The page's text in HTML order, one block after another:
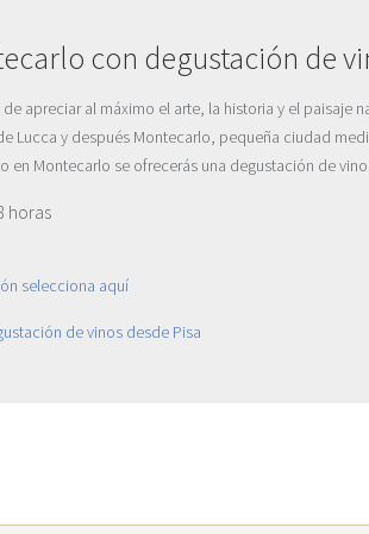
con degustación de
apreciar al máximo el arte, la historia y el paisaje
Lucca y después Montecarlo, pequeña ciudad
en Montecarlo se ofrecerás una degustación de
horas
selecciona aquí